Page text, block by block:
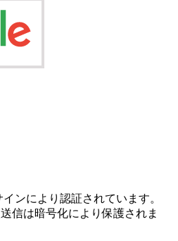
ンにより認証されています。
信は暗号化により保護されま